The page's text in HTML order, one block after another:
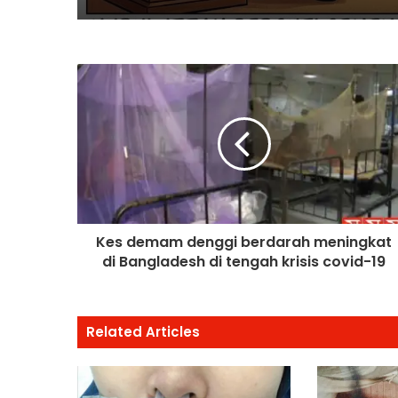
Saifuddin Pemangku
Kes demam denggi berdarah meningkat
di Bangladesh di tengah krisis covid-19
Related Articles